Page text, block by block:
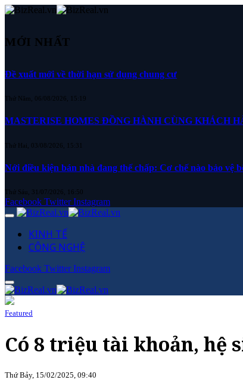
MỚI NHẤT
Đề xuất mới về thời hạn sử dụng chung cư
Thứ Năm, 06/08/2026, 15:19
MASTERISE HOMES ĐỒNG HÀNH CÙNG KHÁCH
Thứ Hai, 03/08/2026, 15:31
Nới điều kiện bán nhà đang thế chấp: Cơ chế nào bảo vệ
Thứ Sáu, 31/07/2026, 16:50
Facebook Twitter Instagram
KINH TẾ
CÔNG NGHỆ
Facebook Twitter Instagram
Featured
Có 8 triệu tài khoản, hệ
Thứ Bảy, 15/02/2025, 09:40